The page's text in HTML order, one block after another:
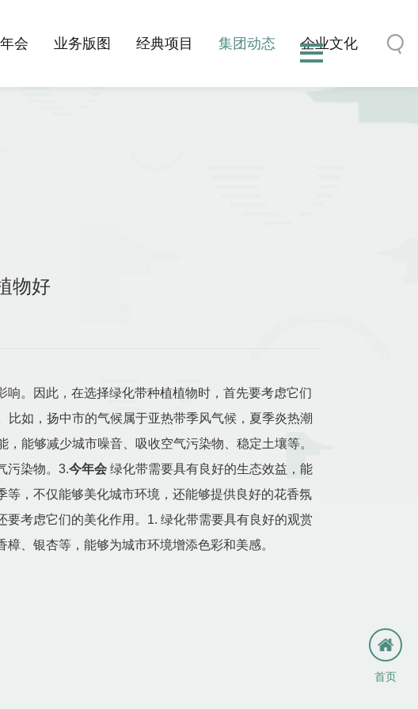
会 业务版图 经典项目 集团动态 企业文化
物好
。因此，在选择绿化带种植植物时，首先要考虑它们
如，扬中市的气候属于亚热带季风气候，夏季炎热潮
能够减少城市噪音、吸收空气污染物、稳定土壤等。
污染物。3.今年会 绿化带需要具有良好的生态效益，能
，不仅能够美化城市环境，还能够提供良好的花香氛
考虑它们的美化作用。1. 绿化带需要具有良好的观赏
、银杏等，能够为城市环境增添色彩和美感。
首页